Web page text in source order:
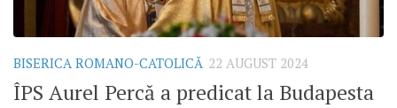
BISERICA ROMANO-CATOLICĂ 22 AUGUST 2024
ÎPS Aurel Percă a predicat la Budapesta